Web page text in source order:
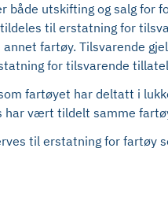
utskifting og salg for
til erstatning for
fartøy. Tilsvarende
for tilsvarende
fartøyet har deltatt i
vært tildelt samme
til erstatning for fartøy